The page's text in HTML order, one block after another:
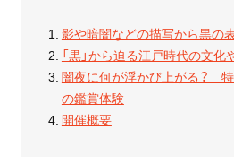
影や暗闇などの描写から黒の
「黒」から迫る江戸時代の文化
闇夜に何が浮かび上がる？ 特
の鑑賞体験
開催概要